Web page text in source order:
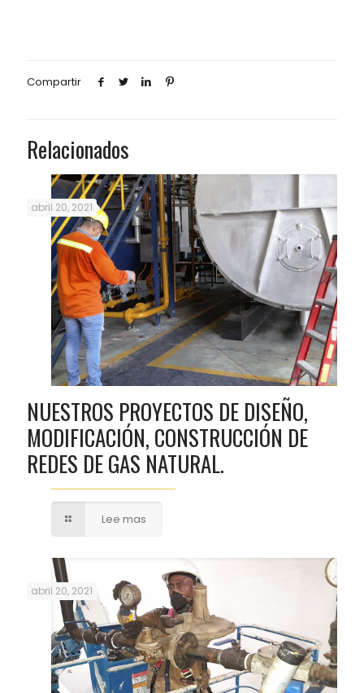
Compartir
Relacionados
abril 20, 2021
NUESTROS PROYECTOS DE DISEÑO,
MODIFICACIÓN, CONSTRUCCIÓN DE
REDES DE GAS NATURAL.
Lee mas
abril 20, 2021